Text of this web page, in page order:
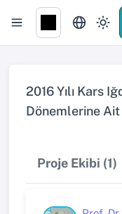
2016 Yılı Kars
Dönemlerine
Proje Ekibi (1)